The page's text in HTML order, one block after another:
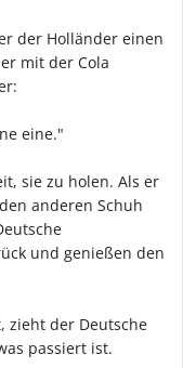
der Holländer einen
mit der Cola
eine."
sie zu holen. Als er
anderen Schuh
und genießen den
zieht der Deutsche
passiert ist.